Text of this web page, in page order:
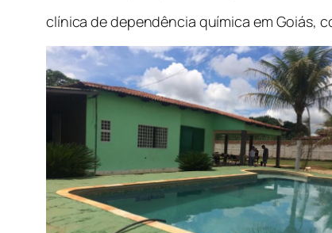
clínica de dependência química em Goiás,